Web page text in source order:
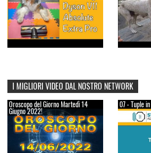
I MIGLIORI VIDEO DAL NOSTRO NETWORK
Oroscopo del Giorno Martedì 14
Giugno 2022!
07 - Tuple